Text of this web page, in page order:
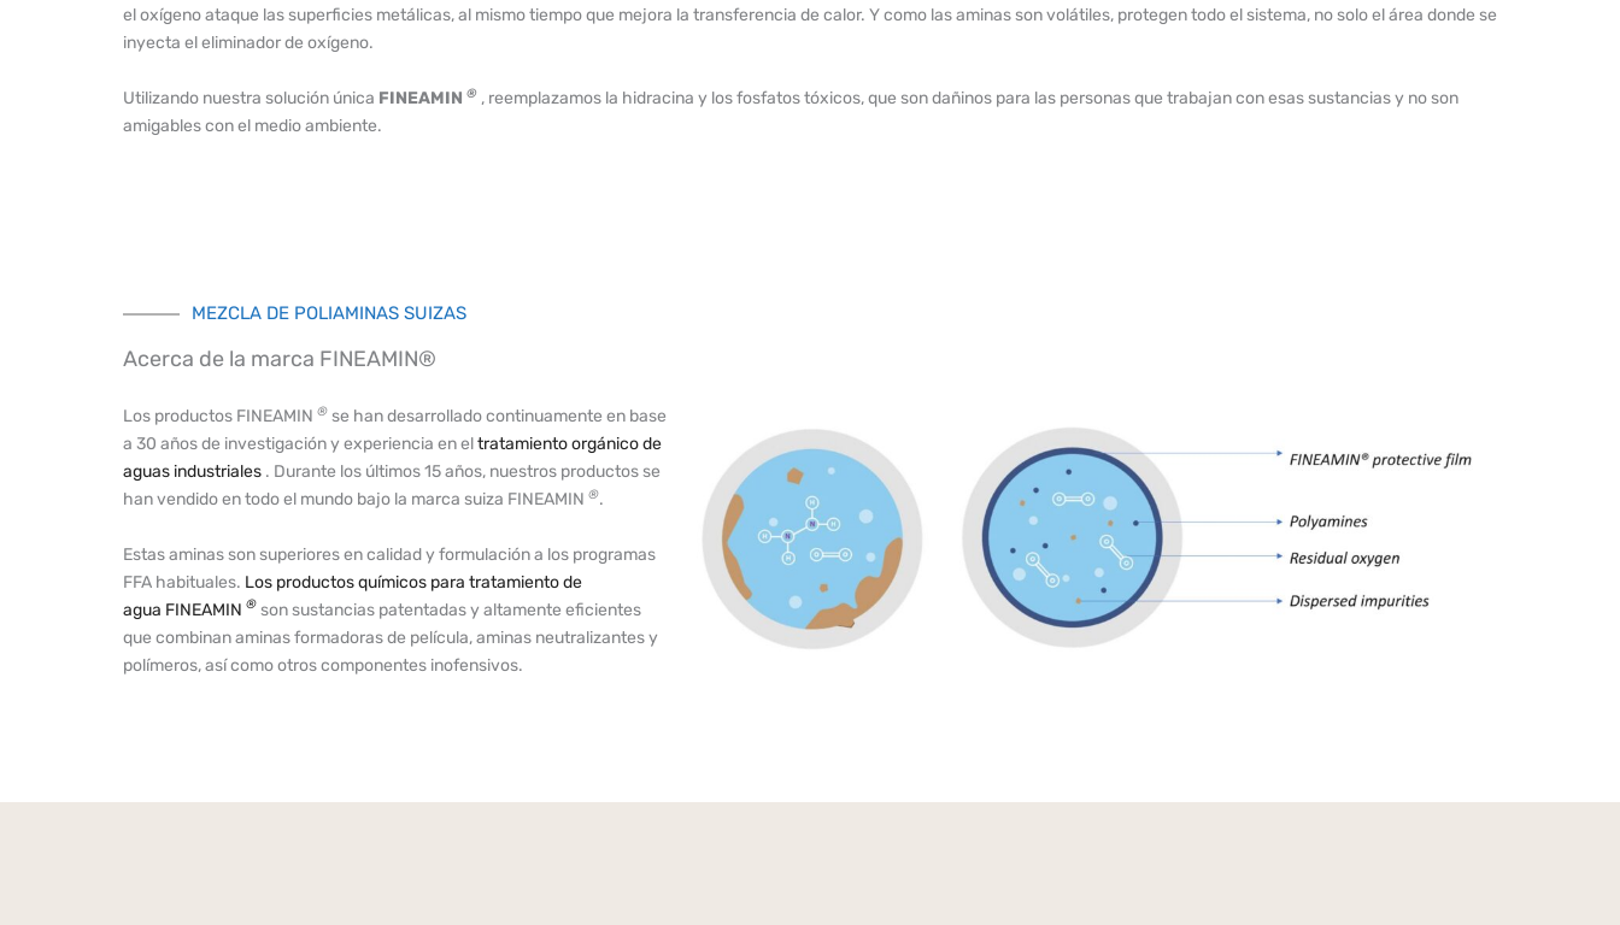
el oxígeno ataque las superficies metálicas, al mismo tiempo que mejora la transferencia de calor. Y como las aminas son volátiles, protegen todo el sistema, no solo el área donde se
inyecta el eliminador de oxígeno.
Utilizando nuestra solución única FINEAMIN ® , reemplazamos la hidracina y los fosfatos tóxicos, que son dañinos para las personas que trabajan con esas sustancias y no son
amigables con el medio ambiente.
MEZCLA DE POLIAMINAS SUIZAS
Acerca de la marca FINEAMIN®
Los productos FINEAMIN ® se han desarrollado continuamente en base
a 30 años de investigación y experiencia en eltratamiento orgánico de
aguas industriales . Durante los últimos 15 años, nuestros productos se
han vendido en todo el mundo bajo la marca suiza FINEAMIN ®.
Estas aminas son superiores en calidad y formulación a los programas
FFA habituales. Los productos químicos para tratamiento de
agua FINEAMIN ® son sustancias patentadas y altamente eficientes
que combinan aminas formadoras de película, aminas neutralizantes y
polímeros, así como otros componentes inofensivos.